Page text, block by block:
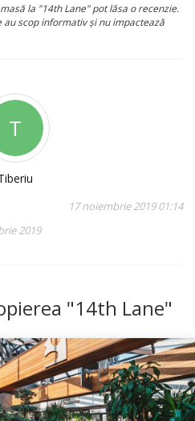
la "14th Lane" pot lăsa o recenzie.
scop informativ și nu impactează
T
17 noiembrie 2019 01:14
2019
"14th Lane"